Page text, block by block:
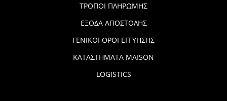
ΤΡΟΠΟΙ ΠΛΗΡΩΜΗΣ
ΕΞΟΔΑ ΑΠΟΣΤΟΛΗΣ
ΓΕΝΙΚΟΙ ΟΡΟΙ ΕΓΓΥΗΣΗΣ
ΚΑΤΑΣΤΗΜΑΤΑ MAISON
LOGISTICS